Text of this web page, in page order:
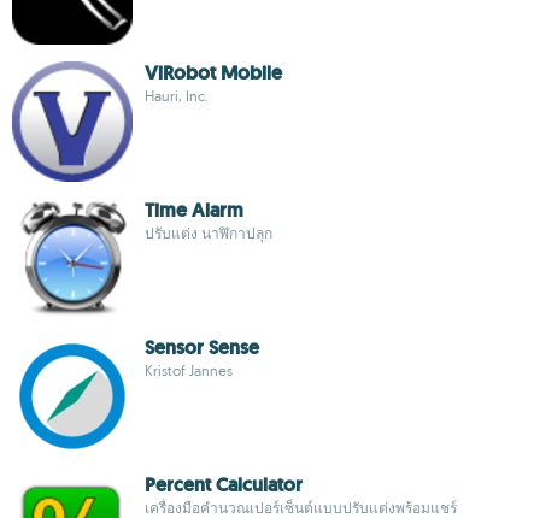
ViRobot Mobile
Hauri, Inc.
Time Alarm
ปรับแต่ง นาฬิกาปลุก
Sensor Sense
Kristof Jannes
Percent Calculator
เครื่องมือคำนวณเปอร์เซ็นต์แบบปรับแต่งพร้อมแชร์